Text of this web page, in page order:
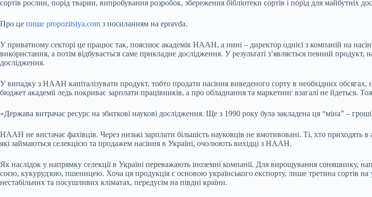
сортів рослин, порід тварин, випробування розробок, збереження бібліотеки сортів і порід для майбутніх
Про це пише propozitsiya.com з посиланням на epravda.
У приватному секторі це працює так, пояснює академік НААН, а нині – директор однієї з компаній на
використання, а потім відбувається саме прикладне дослідження. У результаті з’являється певний
дослідження.
У випадку з НААН капіталізувати продукт, тобто продати насіння виведеного сорту в необхідних
бюджет академії ледь покриває зарплати працівників, а про обладнання та маркетинг взагалі не йдеться.
«Держава витрачає ресурс на збиткові наукові дослідження. Ще з 1990 року була закладена ця “міна” –
НААН не вистачає фахівців. Через низькі зарплати більшість науковців не вмотивовані. Ті, хто
які займаються селекцією та продажем насіння в Україні, очолюють вихідці з НААН.
Як наслідок у напрямку селекції в Україні переважають іноземні компанії. Для вирощування соняшнику,
соєю, кукурудзою, пшеницею. Хоча ця продукція є основою українського експорту, лише третина сортів на
нестабільних та посушливих кліматах, передусім на півдні країни.